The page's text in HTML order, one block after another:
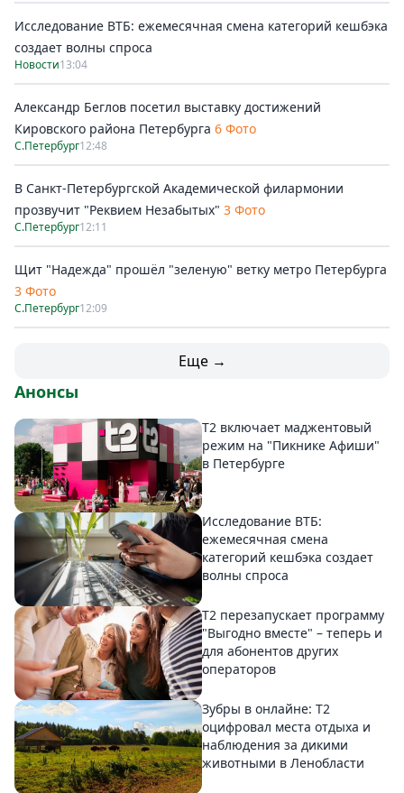
Исследование ВТБ: ежемесячная смена категорий кешбэка
создает волны спроса
Новости13:04
Александр Беглов посетил выставку достижений
Кировского района Петербурга 6 Фото
С.Петербург12:48
В Санкт-Петербургской Академической филармонии
прозвучит "Реквием Незабытых" 3 Фото
С.Петербург12:11
Щит "Надежда" прошёл "зеленую" ветку метро Петербурга
3 Фото
С.Петербург12:09
Еще →
Анонсы
Т2 включает маджентовый
режим на "Пикнике Афиши"
в Петербурге
Исследование ВТБ:
ежемесячная смена
категорий кешбэка создает
волны спроса
Т2 перезапускает программу
"Выгодно вместе" – теперь и
для абонентов других
операторов
Зубры в онлайне: Т2
оцифровал места отдыха и
наблюдения за дикими
животными в Ленобласти